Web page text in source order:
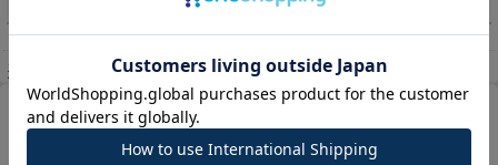
返品・交換・キャンセルについて